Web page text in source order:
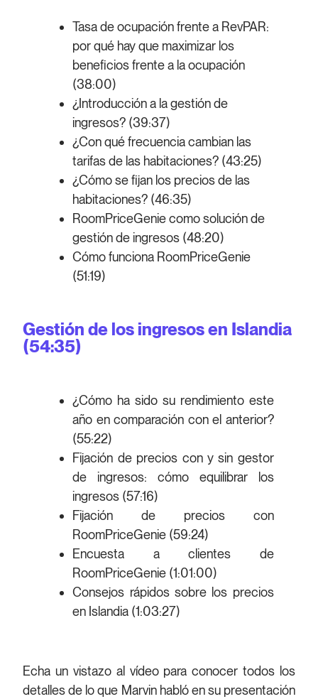
Tasa de ocupación frente a RevPAR:
por qué hay que maximizar los
beneficios frente a la ocupación
(38:00)
¿Introducción a la gestión de
ingresos? (39:37)
¿Con qué frecuencia cambian las
tarifas de las habitaciones? (43:25)
¿Cómo se fijan los precios de las
habitaciones? (46:35)
RoomPriceGenie como solución de
gestión de ingresos (48:20)
Cómo funciona RoomPriceGenie
(51:19)
Gestión de los ingresos en Islandia
(54:35)
¿Cómo ha sido su rendimiento este
año en comparación con el anterior?
(55:22)
Fijación de precios con y sin gestor
de ingresos: cómo equilibrar los
ingresos (57:16)
Fijación de precios con
RoomPriceGenie (59:24)
Encuesta a clientes de
RoomPriceGenie (1:01:00)
Consejos rápidos sobre los precios
en Islandia (1:03:27)
Echa un vistazo al vídeo para conocer todos los
detalles de lo que Marvin habló en su presentación